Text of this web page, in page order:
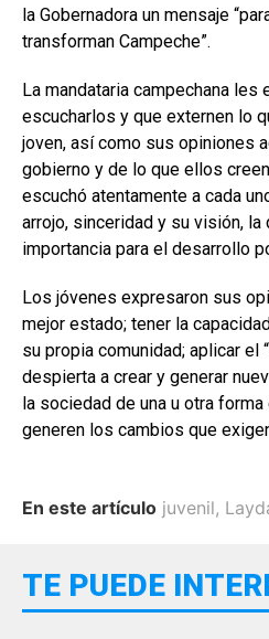
la Gobernadora un mensaje
transforman Campeche”.
La mandataria campechana
escucharlos y que externen lo
joven, así como sus opiniones
gobierno y de lo que ellos
escuchó atentamente a cada
arrojo, sinceridad y su visión,
importancia para el desarrollo
Los jóvenes expresaron sus
mejor estado; tener la
su propia comunidad; aplicar el
despierta a crear y generar
la sociedad de una u otra
generen los cambios que
En este artículo juvenil,
TE PUEDE